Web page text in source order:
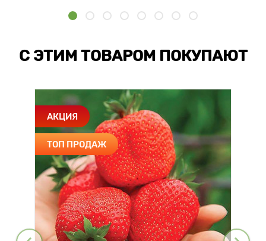
С ЭТИМ ТОВАРОМ ПОКУПАЮТ
АКЦИЯ
ТОП ПРОДАЖ